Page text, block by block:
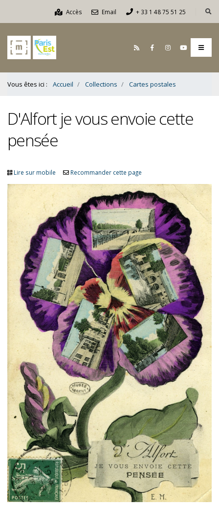
Accès Email + 33 1 48 75 51 25
Vous êtes ici : Accueil Collections Cartes postales
D'Alfort je vous envoie cette
pensée
Lire sur mobile Recommander cette page